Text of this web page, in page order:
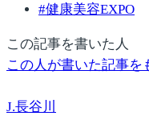
#健康美容EXPO
この記事を書いた人
この人が書いた記事を
J.長谷川